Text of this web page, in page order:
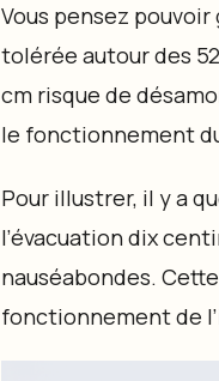
Vous pensez
tolérée autour des
cm risque de
le fonctionnement
Pour illustrer, il y a
l’évacuation dix
nauséabondes.
fonctionnement de